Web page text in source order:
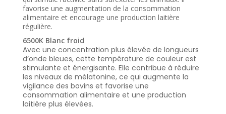
favorise une augmentation de la consommation
alimentaire et encourage une production laitière
régulière.
6500K Blanc froid
Avec une concentration plus élevée de longueurs
d’onde bleues, cette température de couleur est
stimulante et énergisante. Elle contribue à réduire
les niveaux de mélatonine, ce qui augmente la
vigilance des bovins et favorise une
consommation alimentaire et une production
laitière plus élevées.